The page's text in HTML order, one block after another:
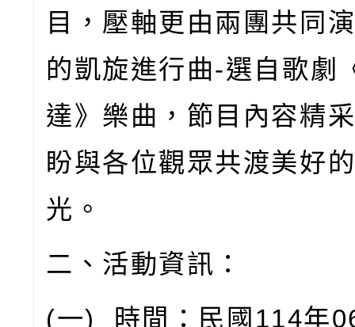
目，壓軸更由兩團共同
的凱旋進行曲-選自歌劇
達》樂曲，節目內容精
盼與各位觀眾共渡美好
光。
二、活動資訊：
(一) 時間：民國 114年